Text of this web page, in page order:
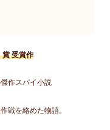
賞 受賞作
作スパイ小説
戦を絡めた物語。